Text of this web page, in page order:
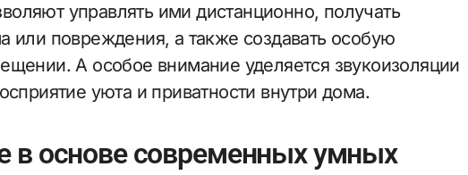
управлять ими дистанционно, получать
или повреждения, а также создавать особую
А особое внимание уделяется звукоизоляции
уюта и приватности внутри дома.
в основе современных умных